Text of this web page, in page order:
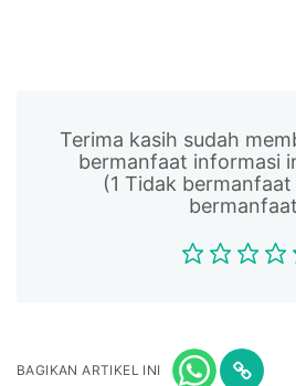
Terima kasih sudah
bermanfaat informasi
(1 Tidak
BAGIKAN ARTIKEL INI